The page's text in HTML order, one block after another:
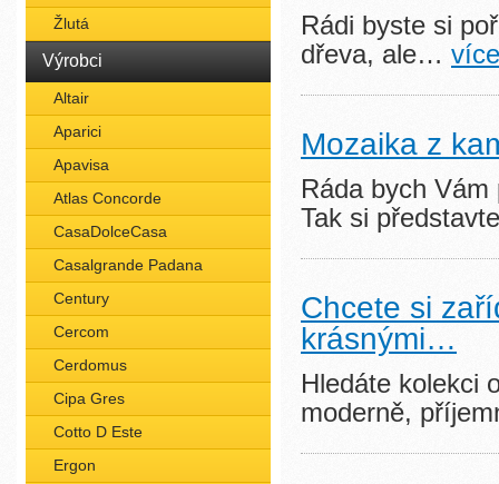
Žlutá
Výrobci
Altair
Aparici
Apavisa
Atlas Concorde
CasaDolceCasa
Casalgrande Padana
Century
Cercom
Cerdomus
Cipa Gres
Cotto D Este
Ergon
Rádi byste si
dřeva, ale…
Mozaika z
Ráda bych
Tak si
Chcete si
krásnými…
Hledáte kolekci
moderně,